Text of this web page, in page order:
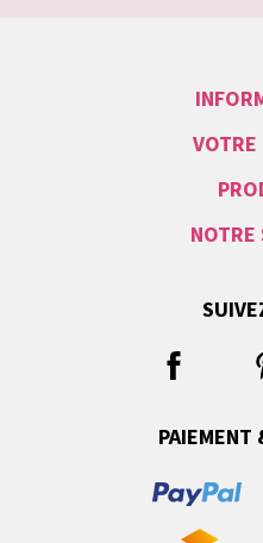
VOTRE
NOTRE
PAIEMENT